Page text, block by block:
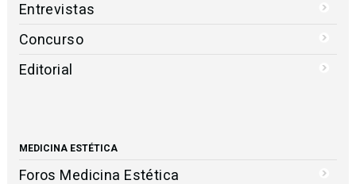
Entrevistas
Concurso
Editorial
MEDICINA ESTÉTICA
Foros Medicina Estética